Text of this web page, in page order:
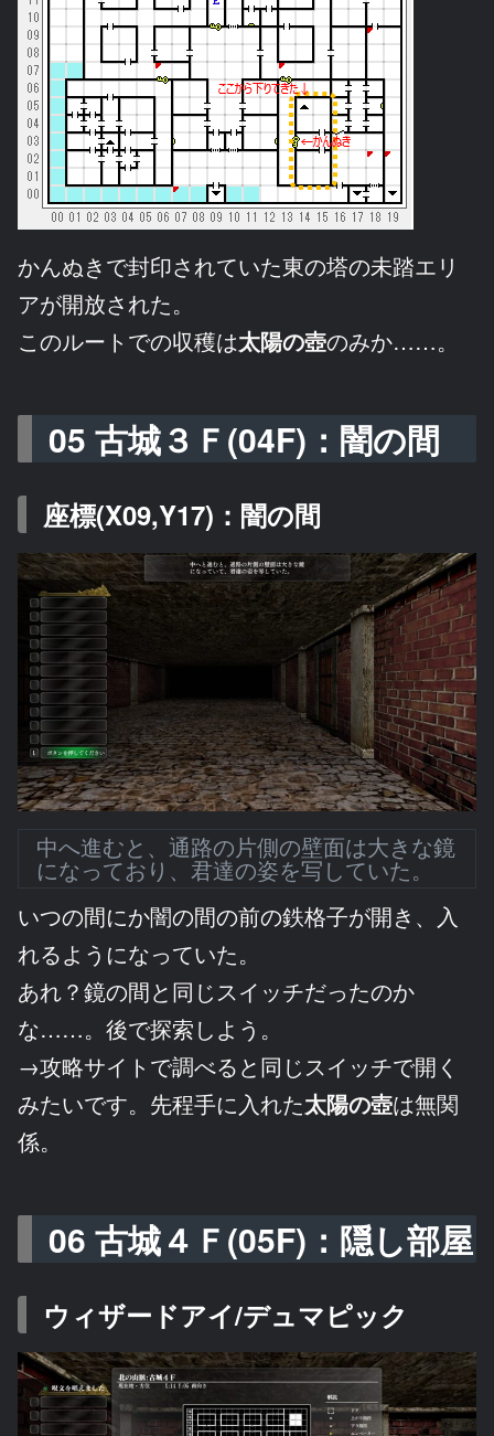
かんぬきで封印されていた東の塔の未踏エリ
アが開放された。
このルートでの収穫は太陽の壺のみか……。
05 古城３Ｆ(04F)：闇の間
座標(X09,Y17)：闇の間
中へ進むと、通路の片側の壁面は大きな鏡
になっており、君達の姿を写していた。
いつの間にか闇の間の前の鉄格子が開き、入
れるようになっていた。
あれ？鏡の間と同じスイッチだったのか
な……。後で探索しよう。
→攻略サイトで調べると同じスイッチで開く
みたいです。先程手に入れた太陽の壺は無関
係。
06 古城４Ｆ(05F)：隠し部屋
ウィザードアイ/デュマピック